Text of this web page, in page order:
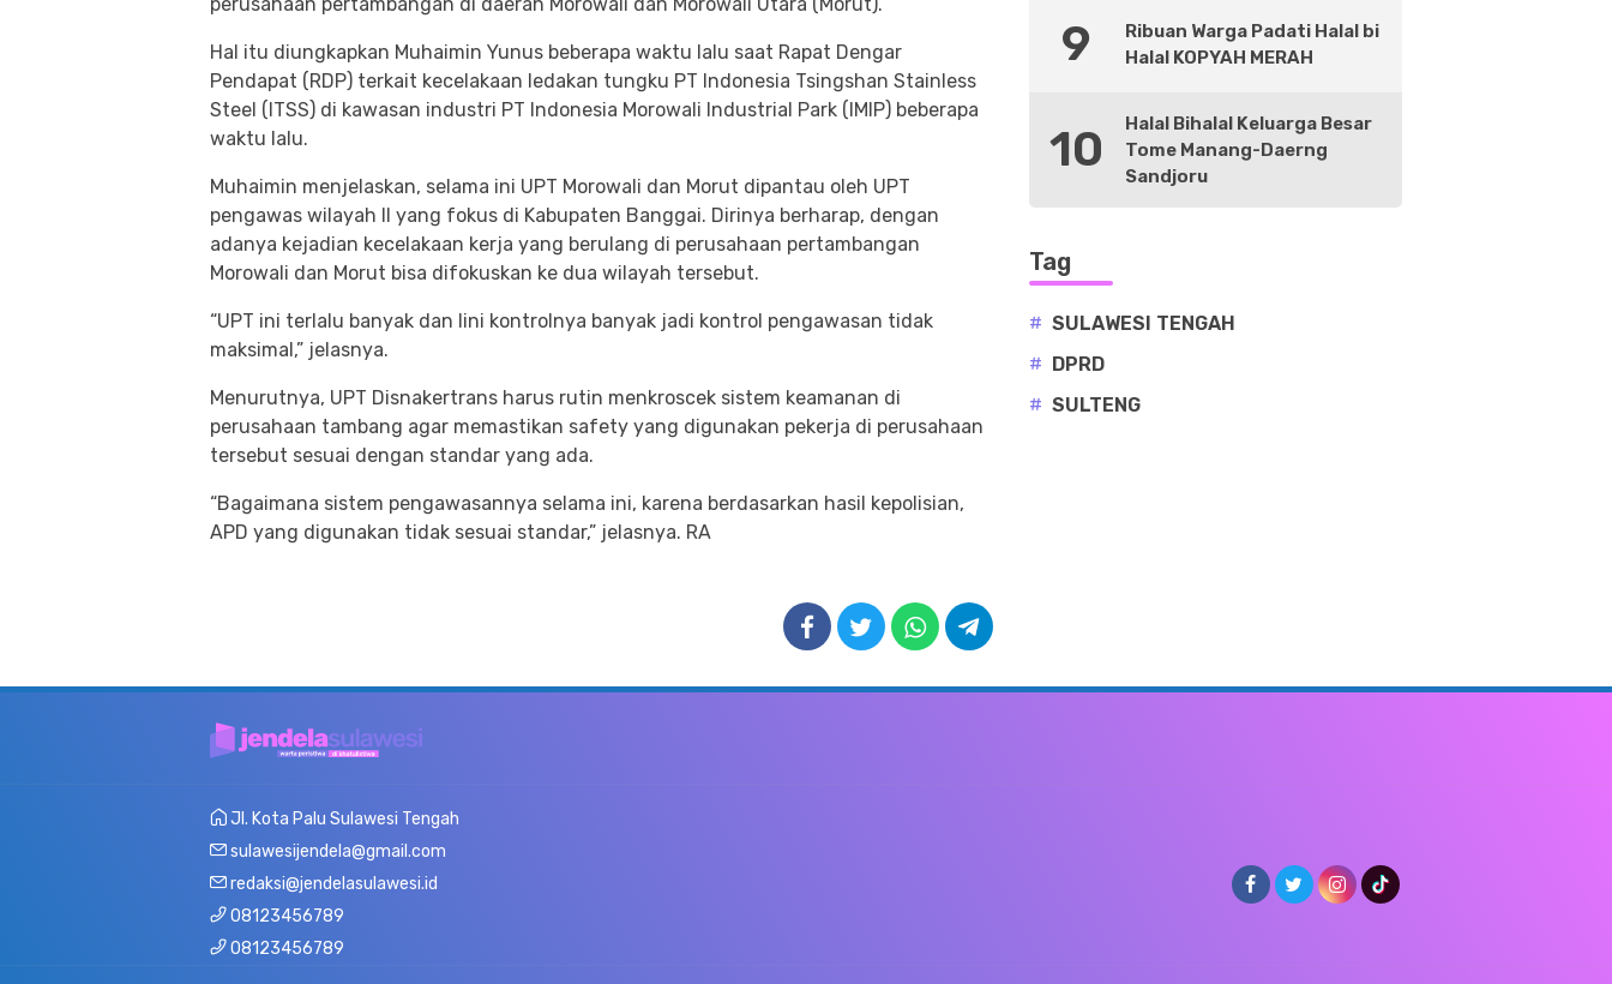
perusahaan pertambangan di daerah Morowali dan Morowali Utara (Morut).
Hal itu diungkapkan Muhaimin Yunus beberapa waktu lalu saat Rapat Dengar
Pendapat (RDP) terkait kecelakaan ledakan tungku PT Indonesia Tsingshan Stainless
Steel (ITSS) di kawasan industri PT Indonesia Morowali Industrial Park (IMIP) beberapa
waktu lalu.
Muhaimin menjelaskan, selama ini UPT Morowali dan Morut dipantau oleh UPT
pengawas wilayah II yang fokus di Kabupaten Banggai. Dirinya berharap, dengan
adanya kejadian kecelakaan kerja yang berulang di perusahaan pertambangan
Morowali dan Morut bisa difokuskan ke dua wilayah tersebut.
“UPT ini terlalu banyak dan lini kontrolnya banyak jadi kontrol pengawasan tidak
maksimal,” jelasnya.
Menurutnya, UPT Disnakertrans harus rutin menkroscek sistem keamanan di
perusahaan tambang agar memastikan safety yang digunakan pekerja di perusahaan
tersebut sesuai dengan standar yang ada.
“Bagaimana sistem pengawasannya selama ini, karena berdasarkan hasil kepolisian,
APD yang digunakan tidak sesuai standar,” jelasnya. RA
9
Ribuan Warga Padati Halal bi
Halal KOPYAH MERAH
10
Halal Bihalal Keluarga Besar
Tome Manang-Daerng
Sandjoru
Tag
# SULAWESI TENGAH
# DPRD
# SULTENG
Jl. Kota Palu Sulawesi Tengah
sulawesijendela@gmail.com
redaksi@jendelasulawesi.id
08123456789
08123456789